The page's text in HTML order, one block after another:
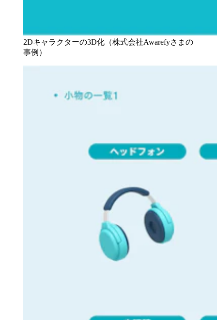
2Dキャラクターの3D化（株式会社Awarefyさまの
事例）